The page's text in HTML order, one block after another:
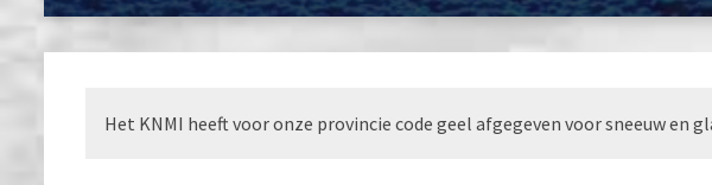
Het KNMI heeft voor onze provincie code geel afgegeven voor sneeuw en